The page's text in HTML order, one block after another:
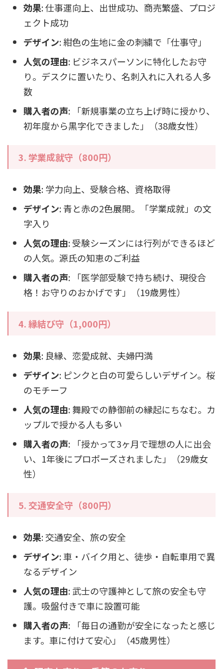
効果: 仕事運向上、出世成功、商売繁盛、プロジ
ェクト成功
デザイン: 紺色の生地に金の刺繍で「仕事守」
人気の理由: ビジネスパーソンに特化したお守
り。デスクに置いたり、名刺入れに入れる人多
数
購入者の声: 「新規事業の立ち上げ時に授かり、
初年度から黒字化できました」（38歳女性）
3. 学業成就守（800円）
効果: 学力向上、受験合格、資格取得
デザイン: 青と赤の2色展開。「学業成就」の文
字入り
人気の理由: 受験シーズンには行列ができるほど
の人気。源氏の知恵のご利益
購入者の声: 「医学部受験で持ち続け、現役合
格！お守りのおかげです」（19歳男性）
4. 縁結び守（1,000円）
効果: 良縁、恋愛成就、夫婦円満
デザイン: ピンクと白の可愛らしいデザイン。桜
のモチーフ
人気の理由: 舞殿での静御前の縁起にちなむ。カ
ップルで授かる人も多い
購入者の声: 「授かって3ヶ月で理想の人に出会
い、1年後にプロポーズされました」（29歳女
性）
5. 交通安全守（800円）
効果: 交通安全、旅の安全
デザイン: 車・バイク用と、徒歩・自転車用で異
なるデザイン
人気の理由: 武士の守護神として旅の安全も守
護。吸盤付きで車に設置可能
購入者の声: 「毎日の通勤が安全になったと感じ
ます。車に付けて安心」（45歳男性）